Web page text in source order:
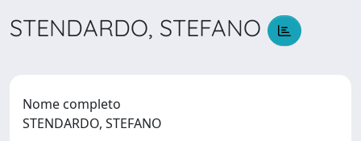
STENDARDO, STEFANO
Nome completo
STENDARDO, STEFANO